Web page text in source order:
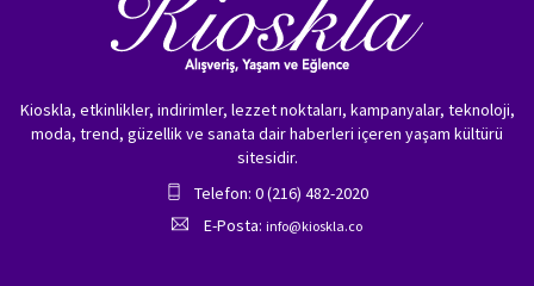
Kioskla, etkinlikler, indirimler, lezzet noktaları, kampanyalar, teknoloji,
moda, trend, güzellik ve sanata dair haberleri içeren yaşam kültürü
sitesidir.
Telefon: 0 (216) 482-2020
E-Posta: info@kioskla.co